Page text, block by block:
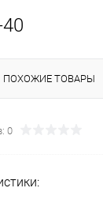
ПОХОЖИЕ ТОВАРЫ
0